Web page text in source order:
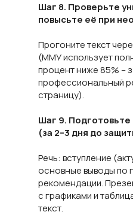
Шаг 8. Проверьте
повысьте её при
Прогоните текст
(ММУ использует
процент ниже 85% –
профессиональный
страницу).
Шаг 9.
(за 2–3 дня до
Речь: вступление
основные выводы по
рекомендации.
с графиками и
текст.